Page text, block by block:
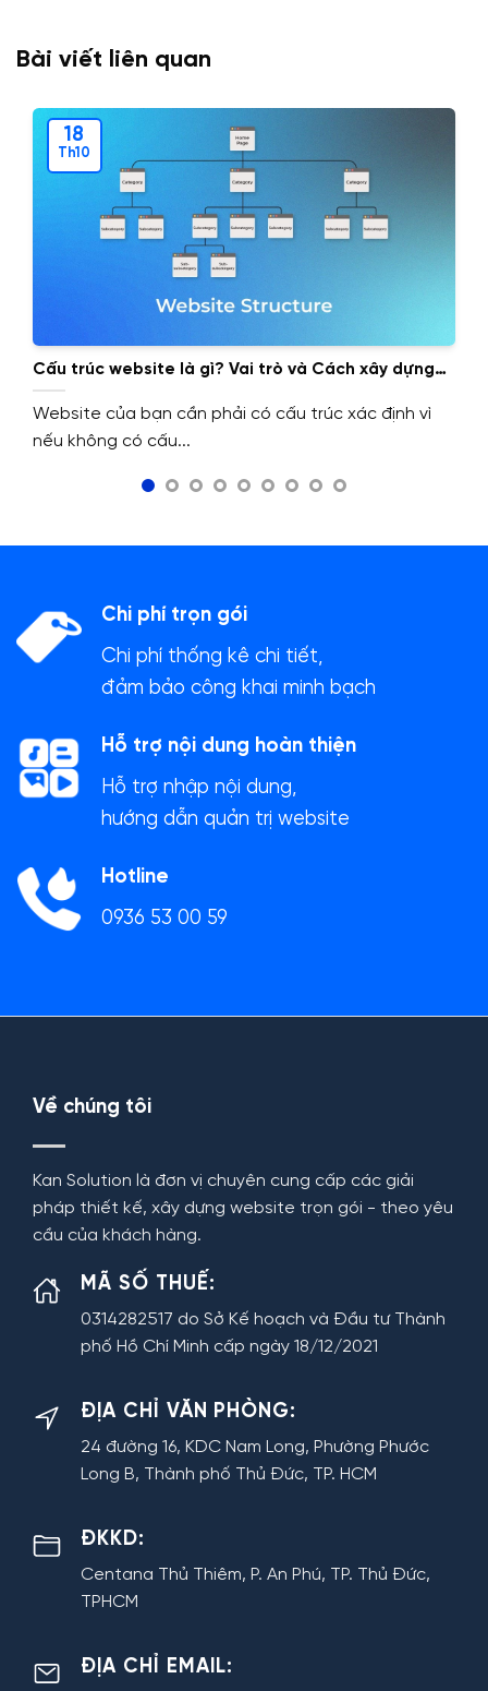
Bài viết liên quan
Cấu trúc website là gì? Vai trò và Cách xây dựng
cấu trúc website.
Website của bạn cần phải có cấu trúc xác định vì
nếu không có cấu...
18
Th10
Chi phí trọn gói
Chi phí thống kê chi tiết,
đảm bảo công khai minh bạch
Hỗ trợ nội dung hoàn thiện
Hỗ trợ nhập nội dung,
hướng dẫn quản trị website
Hotline
0936 53 00 59
Về chúng tôi
Kan Solution là đơn vị chuyên cung cấp các giải
pháp thiết kế, xây dựng website trọn gói - theo yêu
cầu của khách hàng.
MÃ SỐ THUẾ:
0314282517 do Sở Kế hoạch và Đầu tư Thành
phố Hồ Chí Minh cấp ngày 18/12/2021
ĐỊA CHỈ VĂN PHÒNG:
24 đường 16, KDC Nam Long, Phường Phước
Long B, Thành phố Thủ Đức, TP. HCM
ĐKKD:
Centana Thủ Thiêm, P. An Phú, TP. Thủ Đức,
TPHCM
ĐỊA CHỈ EMAIL: